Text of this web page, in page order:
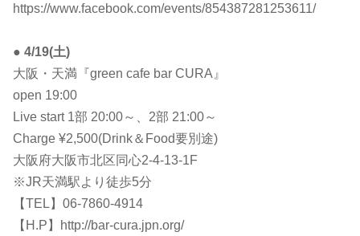
https://www.facebook.com/events/854387281253611/
● 4/19(土)
大阪・天満『green cafe bar CURA』
open 19:00
Live start 1部 20:00～、2部 21:00～
Charge ¥2,500(Drink＆Food要別途)
大阪府大阪市北区同心2-4-13-1F
※JR天満駅より徒歩5分
【TEL】06-7860-4914
【H.P】http://bar-cura.jpn.org/